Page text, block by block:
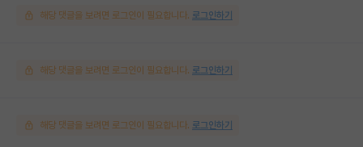
해당 댓글을 보려면 로그인이 필요합니다. 로그인하기
해당 댓글을 보려면 로그인이 필요합니다. 로그인하기
해당 댓글을 보려면 로그인이 필요합니다. 로그인하기